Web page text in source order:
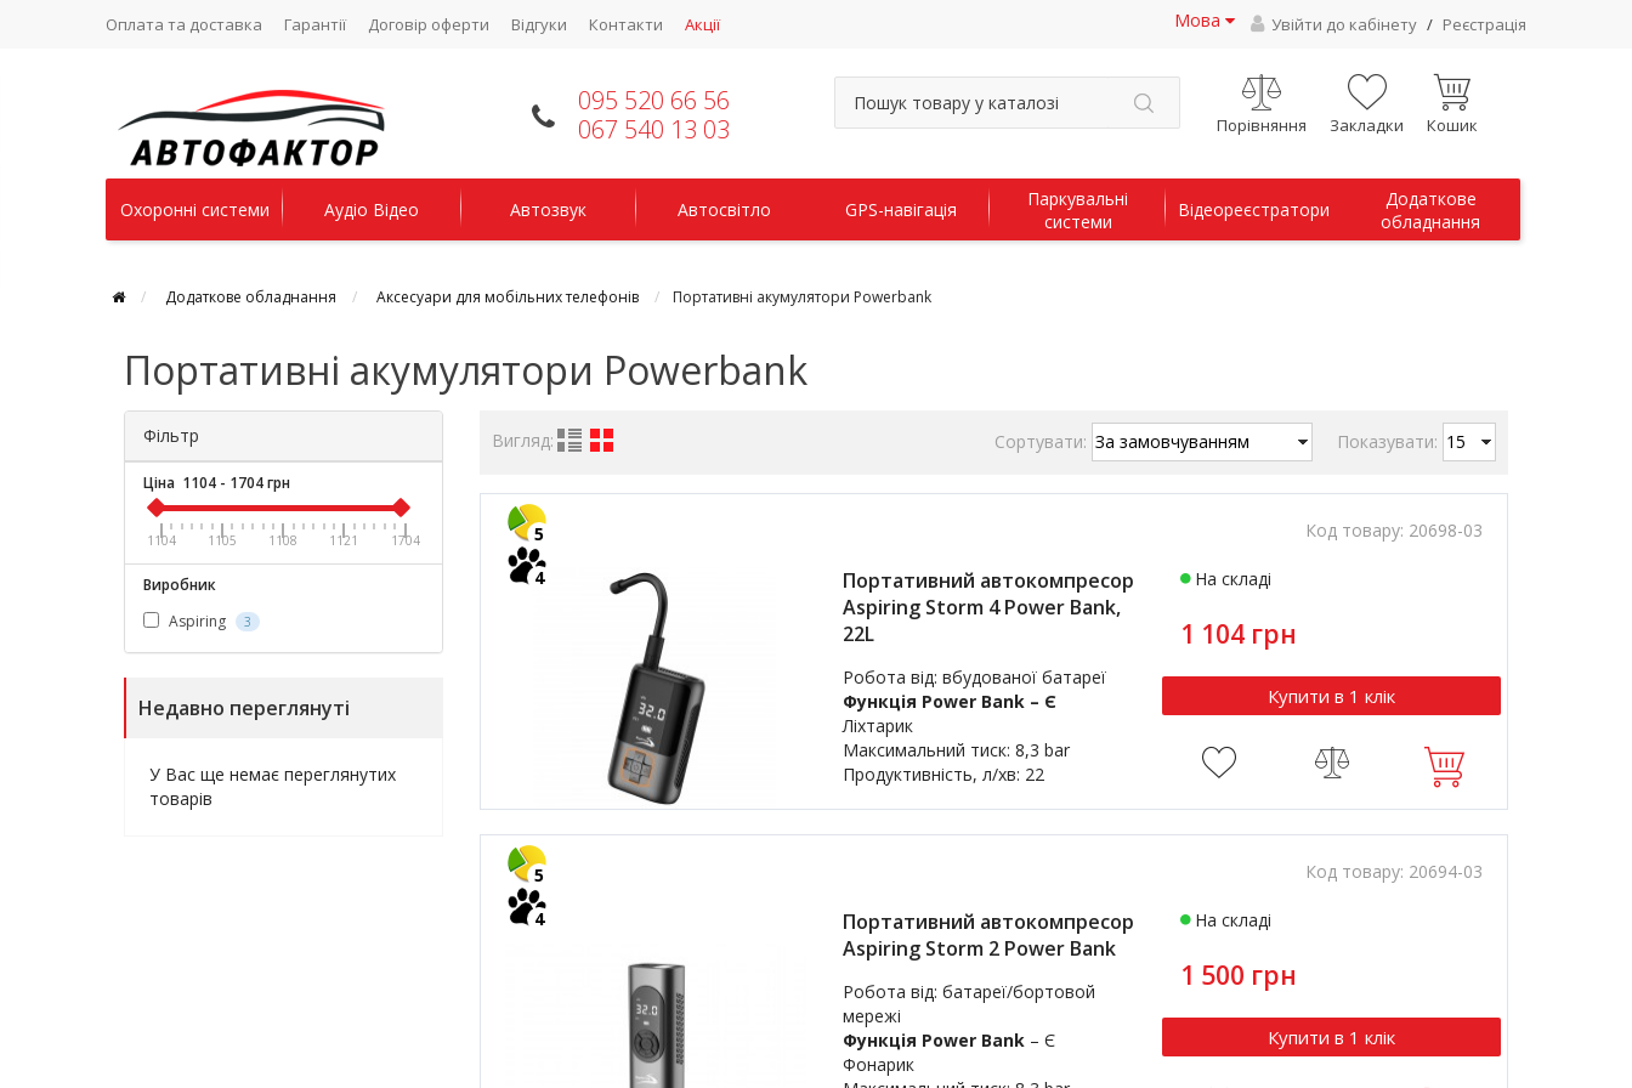
Оплата та доставка Гарантії Договір оферти Відгуки Контакти Акції Увійти до кабінету / Реєстрація
Мова
095 520 66 56
067 540 13 03
Порівняння Закладки Кошик
Охоронні системи Аудіо Відео Автозвук Автосвітло GPS-навігація
Паркувальні
системи
Відеореєстратори
Додаткове
обладнання
Додаткове обладнання Аксесуари для мобільних телефонів Портативні акумулятори Powerbank
Портативні акумулятори Powerbank
Фільтр
Ціна 1104 - 1704грн
1104 1105 1108 1121 1704
Виробник
Aspiring
3
Недавно переглянуті
У Вас ще немає переглянутих
товарів
Вигляд: Показувати:
Сортувати:
Код товару: 20698-03
5
4
Портативний автокомпресор
Aspiring Storm 4 Power Bank,
22L
Робота від: вбудованої батареї
Функція Power Bank – Є
Ліхтарик
Максимальний тиск: 8,3 bar
Продуктивність, л/хв: 22
На складі
1 104 грн
Купити в 1 клік
Код товару: 20694-03
5
4
Портативний автокомпресор
Aspiring Storm 2 Power Bank
Робота від: батареї/бортовой
мережі
Функція Power Bank– Є
Фонарик
На складі
1 500 грн
Купити в 1 клік